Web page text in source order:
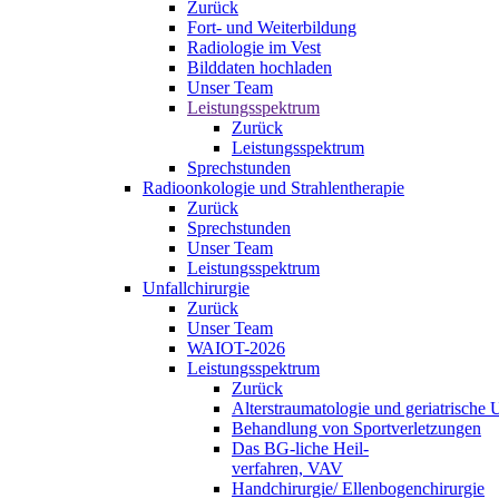
Zurück
Fort- und Weiterbildung
Radiologie im Vest
Bilddaten hochladen
Unser Team
Leistungsspektrum
Zurück
Leistungsspektrum
Sprechstunden
Radioonkologie und Strahlentherapie
Zurück
Sprechstunden
Unser Team
Leistungsspektrum
Unfallchirurgie
Zurück
Unser Team
WAIOT-2026
Leistungsspektrum
Zurück
Alterstraumatologie und geriatrische
Behandlung von Sportverletzungen
Das BG-liche Heil-
verfahren, VAV
Handchirurgie/ Ellenbogenchirurgie